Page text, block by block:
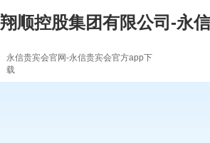
翔顺控股集团有限公司-永
永信贵宾会官网-永信贵宾会官方app下
载